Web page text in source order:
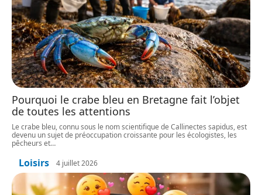
Pourquoi le crabe bleu en Bretagne fait l’objet
de toutes les attentions
Le crabe bleu, connu sous le nom scientifique de Callinectes sapidus, est
devenu un sujet de préoccupation croissante pour les écologistes, les
pêcheurs et…
Loisirs 4 juillet 2026